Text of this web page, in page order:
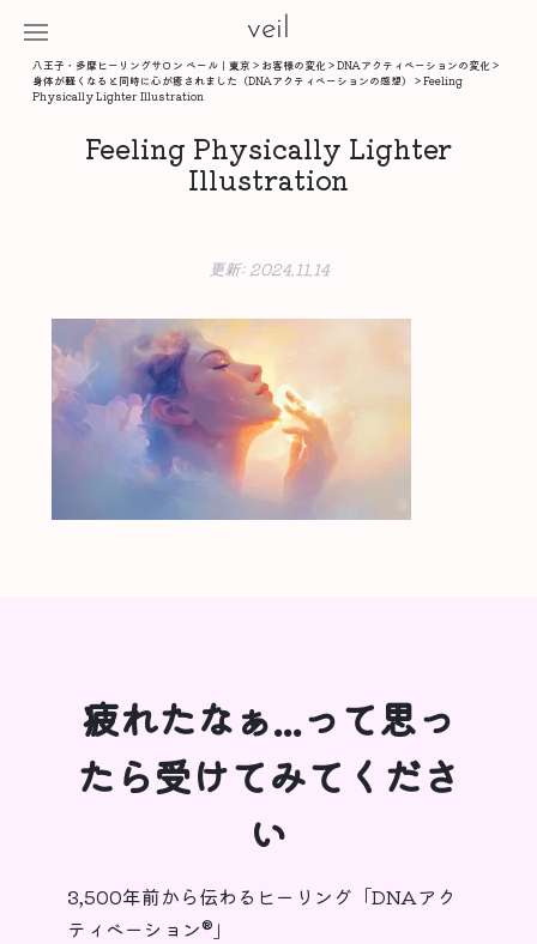
veil
八王子・多摩ヒーリングサロン ベール｜東京 > お客様の変化>DNAアクティベーションの変化>
身体が軽くなると同時に心が癒されました（DNAアクティベーションの感想）
>Feeling
Physically Lighter Illustration
Feeling Physically Lighter
Illustration
更新: 2024.11.14
疲れたなぁ...って思っ
たら受けてみてくださ
い
3,500年前から伝わるヒーリング「DNAアク
ティベーション®︎」